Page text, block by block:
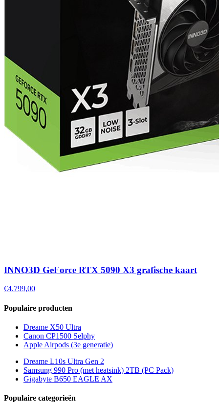
INNO3D GeForce RTX 5090 X3 grafische kaart
€4.799,00
Populaire producten
Dreame X50 Ultra
Canon CP1500 Selphy
Apple Airpods (3e generatie)
Dreame L10s Ultra Gen 2
Samsung 990 Pro (met heatsink) 2TB (PC Pack)
Gigabyte B650 EAGLE AX
Populaire categorieën